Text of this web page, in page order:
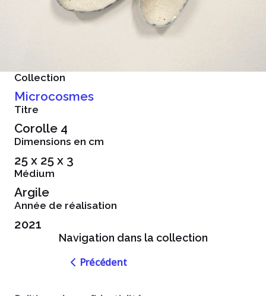
Collection
Microcosmes
Titre
Corolle 4
Dimensions en cm
25 x 25 x 3
Médium
Argile
Année de réalisation
2021
Navigation dans la collection
NavigationPrécédent